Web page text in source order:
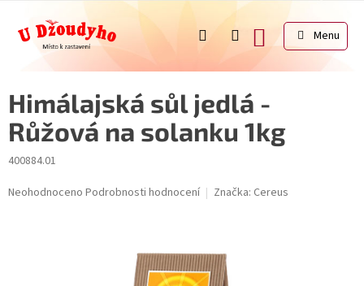
obsah
NÁKUPNÍ
KOŠÍK
Himálajská sůl jedlá -
Růžová na solanku 1kg
400884.01
Průměrné
Neohodnoceno Podrobnosti hodnocení Značka: Cereus